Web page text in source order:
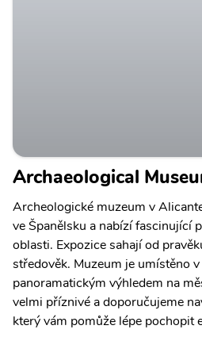
Archaeological
Archeologické muzeum v
ve Španělsku a nabízí fascinující
oblasti. Expozice sahají od
středověk. Muzeum je umístěno
panoramatickým výhledem na
velmi příznivé a doporučujeme
který vám pomůže lépe pochopit